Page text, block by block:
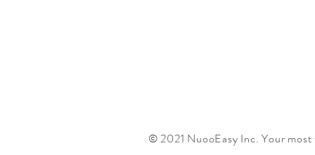
© 2021 NuooEasy Inc. Your